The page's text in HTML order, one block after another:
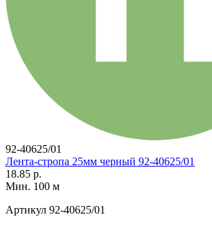
92-40625/01
Лента-стропа 25мм черный 92-40625/01
18.85 р.
Мин. 100 м
Артикул 92-40625/01